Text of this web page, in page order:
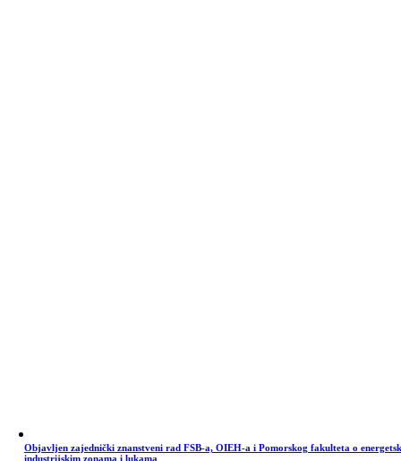
Objavljen zajednički znanstveni rad FSB-a, OIEH-a i Pomorskog fakulteta o
industrijskim zonama i lukama